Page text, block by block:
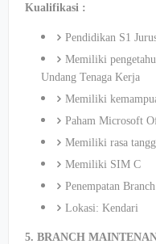
Kualifikasi :
Pendidikan S1
Memiliki
Undang Tenaga Kerja
Memiliki
Paham Microsoft
Memiliki rasa
Memiliki SIM C
Penempatan
Lokasi: Kendari
5. BRANCH